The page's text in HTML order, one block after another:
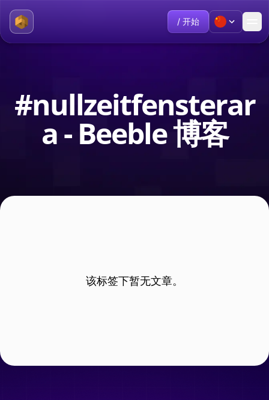
/ 开始
#nullzeitfensterar
a - Beeble 博客
该标签下暂无文章。